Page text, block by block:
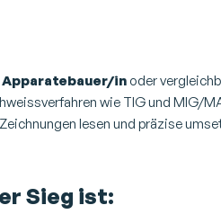
Apparatebauer/in oder
wie TIG und MIG/
lesen und präzise
Sieg ist: